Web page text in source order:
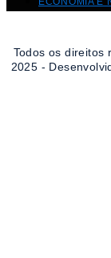
Todos os direitos
2025 -